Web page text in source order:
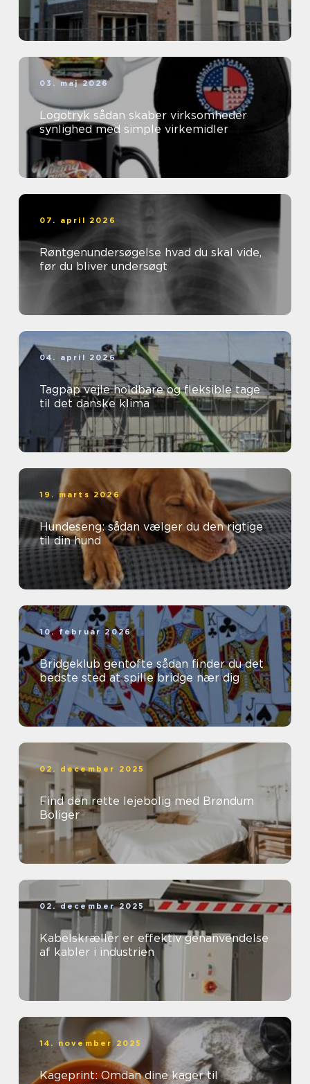
03. maj 2026
Logotryk sådan skaber virksomheder
synlighed med simple virkemidler
07. april 2026
Røntgenundersøgelse hvad du skal vide,
før du bliver undersøgt
04. april 2026
Tagpap vejle holdbare og fleksible tage
til det danske klima
19. marts 2026
Hundeseng: sådan vælger du den rigtige
til din hund
10. februar 2026
Bridgeklub gentofte sådan finder du det
bedste sted at spille bridge nær dig
02. december 2025
Find den rette lejebolig med Brøndum
Boliger
02. december 2025
Kabelskræller er effektiv genanvendelse
af kabler i industrien
14. november 2025
Kageprint: Omdan dine kager til